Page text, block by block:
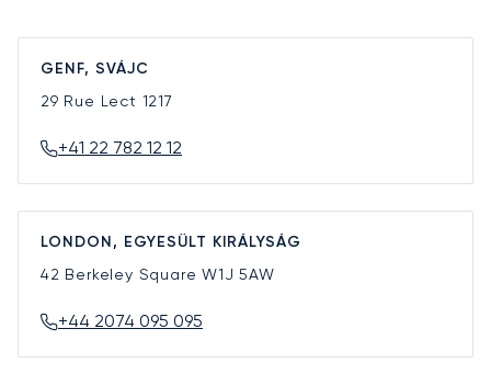
GENF, SVÁJC
29 Rue Lect 1217
+41 22 782 12 12
LONDON, EGYESÜLT KIRÁLYSÁG
42 Berkeley SquareW1J 5AW
+44 2074 095 095